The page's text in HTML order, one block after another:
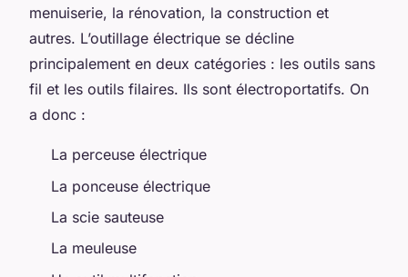
menuiserie, la rénovation, la construction et
autres. L’outillage électrique se décline
principalement en deux catégories : les outils sans
fil et les outils filaires. Ils sont électroportatifs. On
a donc :
La perceuse électrique
La ponceuse électrique
La scie sauteuse
La meuleuse